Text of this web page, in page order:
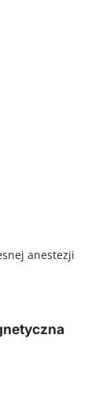
anestezji